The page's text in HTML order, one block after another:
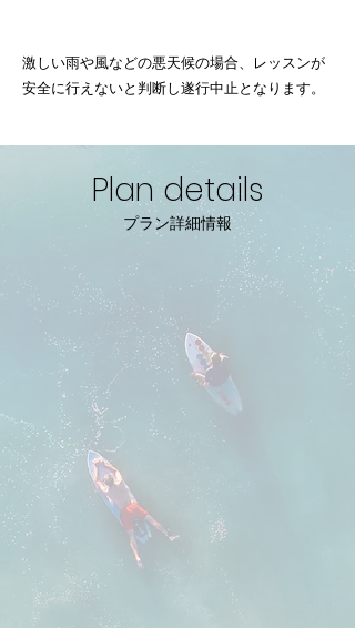
激しい雨や風などの悪天候の場合、レッスンが
安全に行えないと判断し遂行中止となります。
Plan details
プラン詳細情報